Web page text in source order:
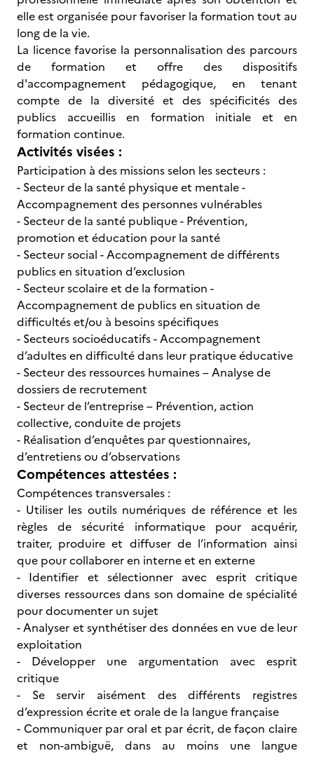
elle est organisée pour favoriser la formation tout au
long de la vie.
La licence favorise la personnalisation des parcours
de formation et offre des dispositifs
d'accompagnement pédagogique, en tenant
compte de la diversité et des spécificités des
publics accueillis en formation initiale et en
formation continue.
Activités visées :
Participation à des missions selon les secteurs :
- Secteur de la santé physique et mentale -
Accompagnement des personnes vulnérables
- Secteur de la santé publique - Prévention,
promotion et éducation pour la santé
- Secteur social - Accompagnement de différents
publics en situation d’exclusion
- Secteur scolaire et de la formation -
Accompagnement de publics en situation de
difficultés et/ou à besoins spécifiques
- Secteurs socioéducatifs - Accompagnement
d’adultes en difficulté dans leur pratique éducative
- Secteur des ressources humaines – Analyse de
dossiers de recrutement
- Secteur de l’entreprise – Prévention, action
collective, conduite de projets
- Réalisation d’enquêtes par questionnaires,
d’entretiens ou d’observations
Compétences attestées :
Compétences transversales :
- Utiliser les outils numériques de référence et les
règles de sécurité informatique pour acquérir,
traiter, produire et diffuser de l’information ainsi
que pour collaborer en interne et en externe
- Identifier et sélectionner avec esprit critique
diverses ressources dans son domaine de spécialité
pour documenter un sujet
- Analyser et synthétiser des données en vue de leur
exploitation
- Développer une argumentation avec esprit
critique
- Se servir aisément des différents registres
d’expression écrite et orale de la langue française
- Communiquer par oral et par écrit, de façon claire
et non-ambiguë, dans au moins une langue